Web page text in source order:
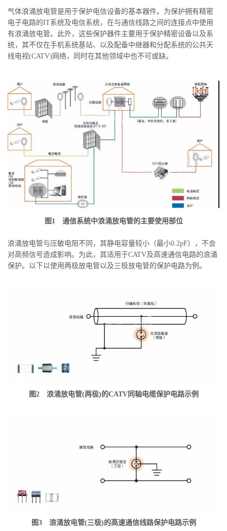
气体浪涌放电管是用于保护电信设备的基本器件。为保护拥有精密
电子电路的IT系统及电信系统，在与通信线路之间的连接点中使用
有浪涌放电管。此外，这些保护器件主要用于保护精密设备以及系
统，其不仅在手机系统基站、以及配备中继器和分配系统的公共天
线电视(CATV)网络，同时在其他领域中也不可或缺。
图1 通信系统中浪涌放电管的主要使用部位
浪涌放电管与压敏电阻不同，其静电容量较小（最小0.2pF），不会
对高频信号造成影响。为此，其适用于CATV及高速通信电路的浪涌
保护。以下以使用两极放电管以及三极放电管的保护电路为例。
图2 浪涌放电管(两极)的CATV同轴电缆保护电路示例
图3 浪涌放电管(三极)的高速通信线路保护电路示例